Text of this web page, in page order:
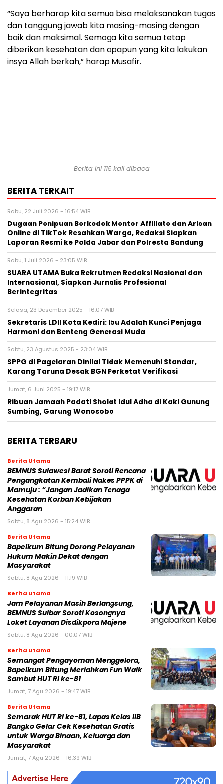
“Saya berharap kita semua bisa melaksanakan tugas
dan tanggung jawab kita masing-masing dengan
baik dan maksimal. Semoga kita semua tetap
diberikan kesehatan dan apapun yang kita lakukan
insya Allah berkah,” harap Musafir.
Berita ini 115kali dibaca
BERITA TERKAIT
Rabu, 22 Juli 2026 - 16:54 WIB
Dugaan Penipuan Berkedok Mentor Affiliate dan Arisan
Online di TikTok Resahkan Warga, Redaksi Siapkan
Laporan Resmi ke Polda Jabar dan Polresta Bandung
Rabu, 1 Juli 2026 - 23:05 WIB
SUARA UTAMA Buka Rekrutmen Redaksi Nasional dan
Internasional, Siapkan Jurnalis Profesional
Berintegritas
Selasa, 23 Desember 2025 - 16:07 WIB
Sekretaris LDII Kota Kediri: Ibu Adalah Kunci Penjaga
Harmoni dan Benteng Generasi Muda
Sabtu, 23 Agustus 2025 - 23:04 WIB
SPPG di Pagelaran Dinilai Tidak Memenuhi Standar,
Karang Taruna Desak BGN Perketat Verifikasi
Jumat, 6 Juni 2025 - 19:17 WIB
Ribuan Jamaah Padati Sholat Idul Adha di Kaki Gunung
Sumbing, Garung Wonosobo
BERITA TERBARU
Berita Utama
BEMNUS Sulawesi Barat Soroti Rencana
Pengangkatan Kembali Nakes PPPK di
Mamuju : “Jangan Jadikan Tenaga
Kesehatan Korban Kebijakan
Anggaran
Sabtu, 8 Agu 2026 - 15:24 WIB
Berita Utama
Bapelkum Bitung Dorong Pelayanan
Hukum Makin Dekat dengan
Masyarakat
Sabtu, 8 Agu 2026 - 11:19 WIB
Berita Utama
Jam Pelayanan Masih Berlangsung,
BEMNUS Sulbar Soroti Kosongnya
Loket Layanan Disdikpora Majene
Sabtu, 8 Agu 2026 - 00:07 WIB
Berita Utama
Semangat Pengayoman Menggelora,
Bapelkum Bitung Meriahkan Fun Walk
Sambut HUT RI ke-81
Jumat, 7 Agu 2026 - 19:47 WIB
Berita Utama
Semarak HUT RI ke-81, Lapas Kelas IIB
Bangko Gelar Cek Kesehatan Gratis
untuk Warga Binaan, Keluarga dan
Masyarakat
Jumat, 7 Agu 2026 - 16:39 WIB